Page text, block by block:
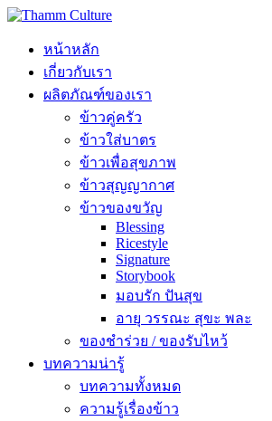
หน้าหลัก
เกี่ยวกับเรา
ผลิตภัณฑ์ของเรา
ข้าวคู่ครัว
ข้าวใส่บาตร
ข้าวเพื่อสุขภาพ
ข้าวสุญญากาศ
ข้าวของขวัญ
Blessing
Ricestyle
Signature
Storybook
มอบรัก ปันสุข
อายุ วรรณะ สุขะ พละ
ของชำร่วย / ของรับไหว้
บทความน่ารู้
บทความทั้งหมด
ความรู้เรื่องข้าว